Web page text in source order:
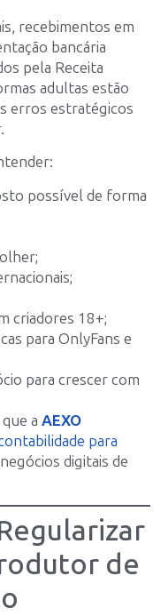
recebimentos em
bancária
pela Receita
adultas estão
erros estratégicos
possível de forma
criadores 18+;
para OnlyFans e
para crescer com
a AEXO
para
digitais de
de